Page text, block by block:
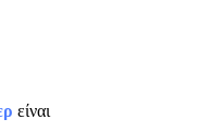
είναι